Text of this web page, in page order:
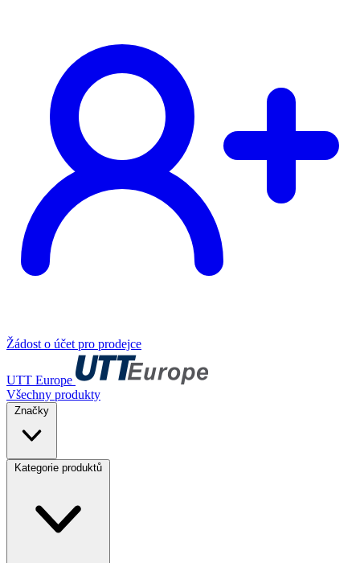
Žádost o účet pro prodejce
UTT Europe
Všechny produkty
Značky
Kategorie produktů